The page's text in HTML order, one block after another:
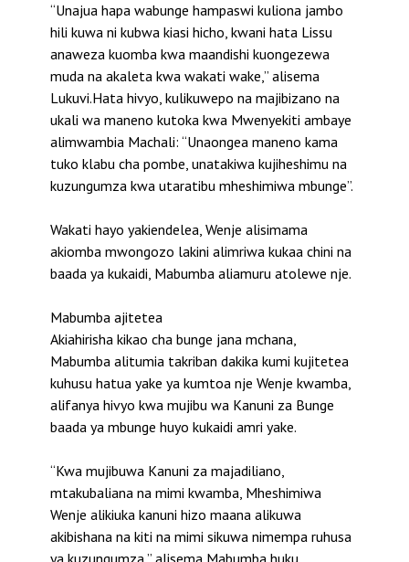
“Unajua hapa wabunge hampaswi kuliona jambo
hili kuwa ni kubwa kiasi hicho, kwani hata Lissu
anaweza kuomba kwa maandishi kuongezewa
muda na akaleta kwa wakati wake,’’ alisema
Lukuvi.Hata hivyo, kulikuwepo na majibizano na
ukali wa maneno kutoka kwa Mwenyekiti ambaye
alimwambia Machali: “Unaongea maneno kama
tuko klabu cha pombe, unatakiwa kujiheshimu na
kuzungumza kwa utaratibu mheshimiwa mbunge’’.
Wakati hayo yakiendelea, Wenje alisimama
akiomba mwongozo lakini alimriwa kukaa chini na
baada ya kukaidi, Mabumba aliamuru atolewe nje.
Mabumba ajitetea
Akiahirisha kikao cha bunge jana mchana,
Mabumba alitumia takriban dakika kumi kujitetea
kuhusu hatua yake ya kumtoa nje Wenje kwamba,
alifanya hivyo kwa mujibu wa Kanuni za Bunge
baada ya mbunge huyo kukaidi amri yake.
“Kwa mujibuwa Kanuni za majadiliano,
mtakubaliana na mimi kwamba, Mheshimiwa
Wenje alikiuka kanuni hizo maana alikuwa
akibishana na kiti na mimi sikuwa nimempa ruhusa